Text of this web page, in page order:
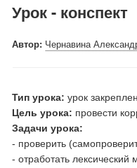
Урок - конспект
Автор: Чернавина
Тип урока:урок
Цель урока: провести
Задачи урока:
- проверить
- отработать